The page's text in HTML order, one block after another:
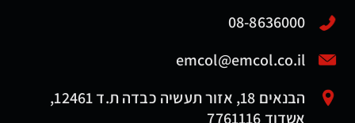
08-8636000
emcol@emcol.co.il
הבנאים 18, אזור תעשיה כבדה ת.ד 12461,
אשדוד 7761116